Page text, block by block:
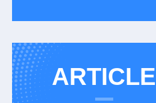
ARTICLE